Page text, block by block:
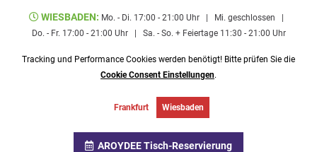
WIESBADEN: Mo. - Di. 17:00 - 21:00 Uhr Mi. geschlossen
Do. - Fr. 17:00 - 21:00 Uhr| Sa. - So. + Feiertage 11:30 - 21:00 Uhr
Tracking und Performance Cookies werden benötigt! Bitte prüfen Sie die
Cookie Consent Einstellungen.
Frankfurt Wiesbaden
AROYDEE Tisch-Reservierung